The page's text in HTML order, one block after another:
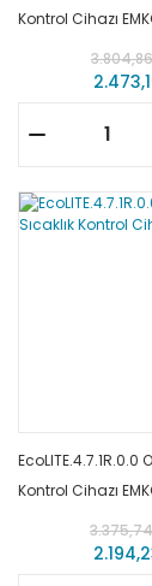
Kontrol Cihazı
EcoLITE.4.7.1R.0.0
Kontrol Cihazı